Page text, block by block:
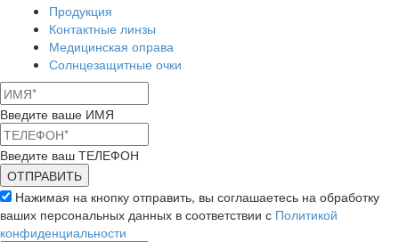
Продукция
Контактные линзы
Медицинская оправа
Солнцезащитные очки
Введите ваше ИМЯ
Введите ваш ТЕЛЕФОН
Нажимая на кнопку отправить, вы соглашаетесь на обработку
ваших персональных данных в соответствии с Политикой
конфиденциальности